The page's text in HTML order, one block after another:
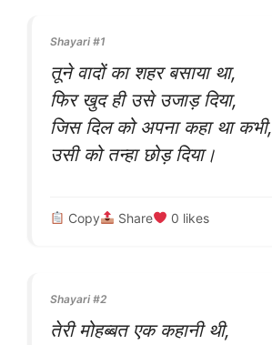
Shayari #1
तूने वादों का शहर बसाया था,
फिर खुद ही उसे उजाड़ दिया,
जिस दिल को अपना कहा था कभी,
उसी को तन्हा छोड़ दिया।
Copy Share 0 likes
Shayari #2
तेरी मोहब्बत एक कहानी थी,